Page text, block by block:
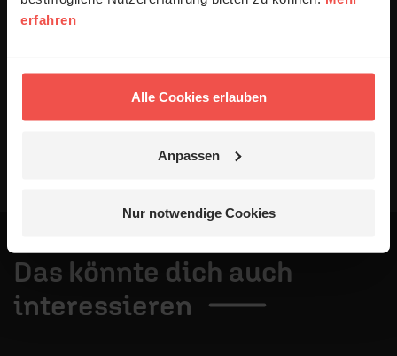
erfahren
Alle Cookies erlauben
Anpassen
Nur notwendige Cookies
Alle Kommentare werden redaktionell geprüft. Wir behalten
uns das Kürzen von Kommentaren vor. Ein Recht auf
Absenden
Das könnte dich auch
interessieren